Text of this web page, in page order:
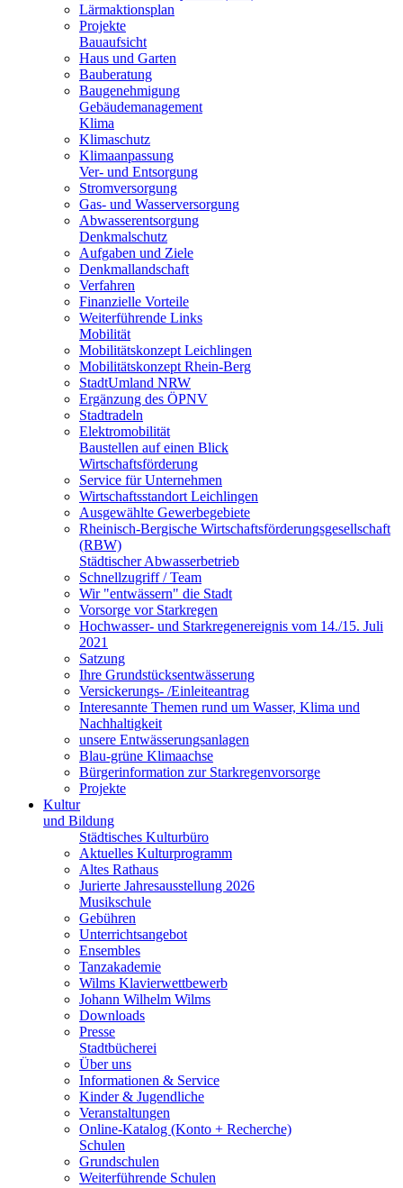
Lärmaktionsplan
Projekte
Bauaufsicht
Haus und Garten
Bauberatung
Baugenehmigung
Gebäudemanagement
Klima
Klimaschutz
Klimaanpassung
Ver- und Entsorgung
Stromversorgung
Gas- und Wasserversorgung
Abwasserentsorgung
Denkmalschutz
Aufgaben und Ziele
Denkmallandschaft
Verfahren
Finanzielle Vorteile
Weiterführende Links
Mobilität
Mobilitätskonzept Leichlingen
Mobilitätskonzept Rhein-Berg
StadtUmland NRW
Ergänzung des ÖPNV
Stadtradeln
Elektromobilität
Baustellen auf einen Blick
Wirtschaftsförderung
Service für Unternehmen
Wirtschaftsstandort Leichlingen
Ausgewählte Gewerbegebiete
Rheinisch-Bergische Wirtschaftsförderungsgesellschaft
(RBW)
Städtischer Abwasserbetrieb
Schnellzugriff / Team
Wir "entwässern" die Stadt
Vorsorge vor Starkregen
Hochwasser- und Starkregenereignis vom 14./15. Juli
2021
Satzung
Ihre Grundstücksentwässerung
Versickerungs- /Einleiteantrag
Interesannte Themen rund um Wasser, Klima und
Nachhaltigkeit
unsere Entwässerungsanlagen
Blau-grüne Klimaachse
Bürgerinformation zur Starkregenvorsorge
Projekte
Kultur
und Bildung
Städtisches Kulturbüro
Aktuelles Kulturprogramm
Altes Rathaus
Jurierte Jahresausstellung 2026
Musikschule
Gebühren
Unterrichtsangebot
Ensembles
Tanzakademie
Wilms Klavierwettbewerb
Johann Wilhelm Wilms
Downloads
Presse
Stadtbücherei
Über uns
Informationen & Service
Kinder & Jugendliche
Veranstaltungen
Online-Katalog (Konto + Recherche)
Schulen
Grundschulen
Weiterführende Schulen